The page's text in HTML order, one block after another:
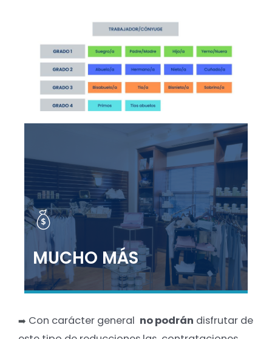
MUCHO MÁS
➡️ Con carácter general no podrán disfrutar de